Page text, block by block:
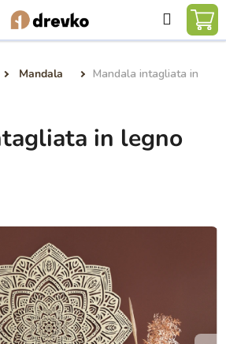
Ricerca
Mandala
Mandala intagliata in
in legno